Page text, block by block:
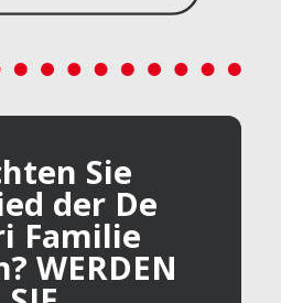
Sie
der De
Familie
WERDEN